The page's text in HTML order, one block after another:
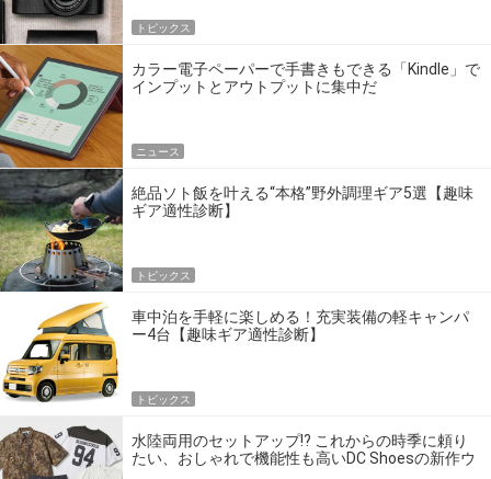
トピックス
カラー電子ペーパーで手書きもできる「Kindle」で
インプットとアウトプットに集中だ
ニュース
絶品ソト飯を叶える“本格”野外調理ギア5選【趣味
ギア適性診断】
トピックス
車中泊を手軽に楽しめる！充実装備の軽キャンパ
ー4台【趣味ギア適性診断】
トピックス
水陸両用のセットアップ!? これからの時季に頼り
たい、おしゃれで機能性も高いDC Shoesの新作ウ